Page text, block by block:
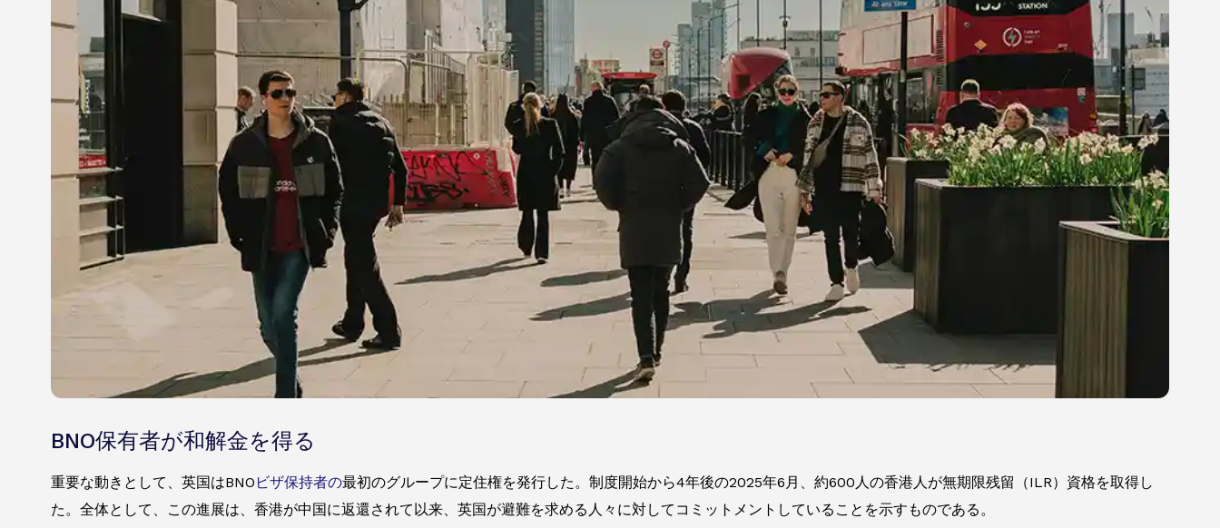
BNO保有者が和解金を得る
重要な動きとして、英国はBNO ビザ保持者の最初のグループに定住権を発行した。制度開始から4年後の2025年6月、約600人の香港人が無期限残留（ILR）資格を取得し
た。全体として、この進展は、香港が中国に返還されて以来、英国が避難を求める人々に対してコミットメントしていることを示すものである。